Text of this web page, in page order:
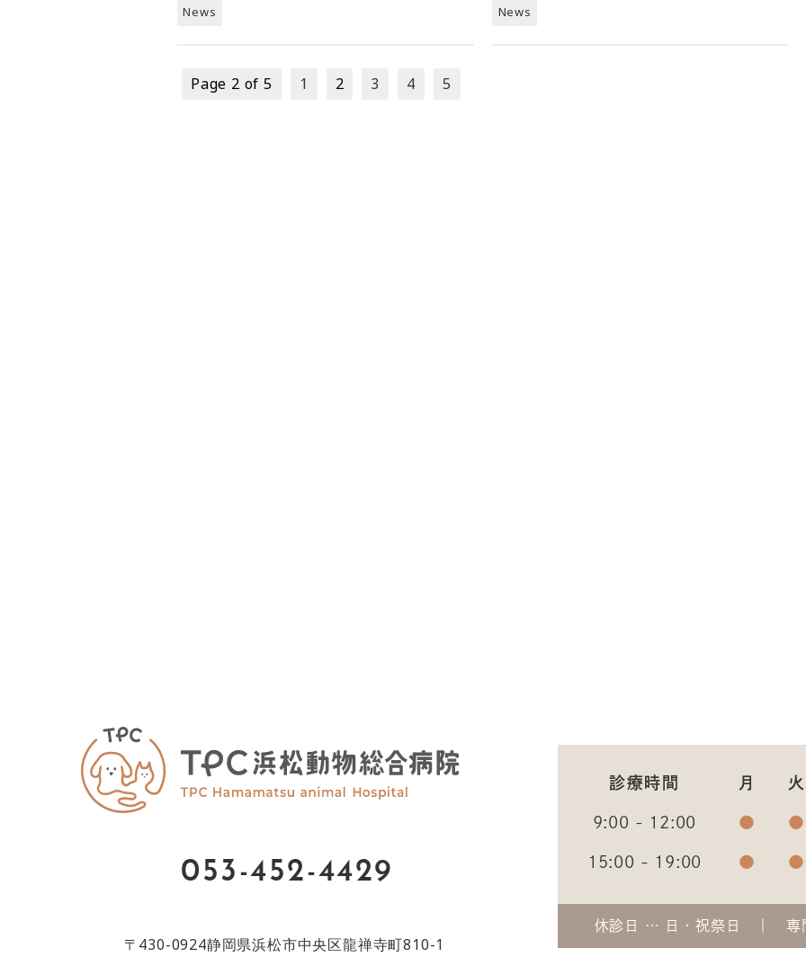
News News
Page 2 of 5 1 2 3 4 5
053-452-4429
〒430-0924静岡県浜松市中央区龍禅寺町810-1
診療時間 月 火
9:00 - 12:00 ● ●
15:00 - 19:00 ● ●
休診日 … 日・祝祭日 専